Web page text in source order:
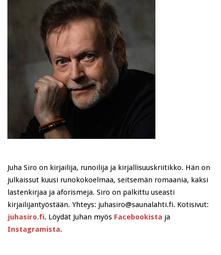
Juha Siro on kirjailija, runoilija ja kirjallisuuskriitikko. Hän on
julkaissut kuusi runokokoelmaa, seitsemän romaania, kaksi
lastenkirjaa ja aforismeja. Siro on palkittu useasti
kirjailijantyöstään. Yhteys: juhasiro@saunalahti.fi. Kotisivut:
juhasiro.fi. Löydät Juhan myös Facebookista ja
Instagramista.